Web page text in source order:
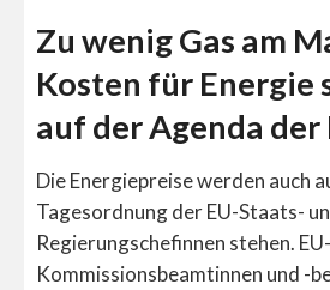
Zu wenig Gas am
Kosten für Energie
auf der Agenda der
Die Energiepreise werden auch
Tagesordnung der EU-Staats-
Regierungschefinnen stehen. EU-
Kommissionsbeamtinnen und -